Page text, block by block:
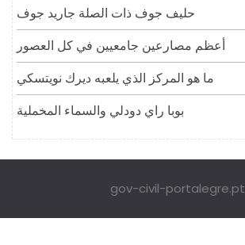
حليف جوف ذات الصلة جاريد جوف
أعظم مصارعين جامعيين في كل العصور
ما هو المركز الذي يلعبه ديرك نويتسكي
بوبا راي دودلي والسماء المخملية
gov-civil-portalegre.pt